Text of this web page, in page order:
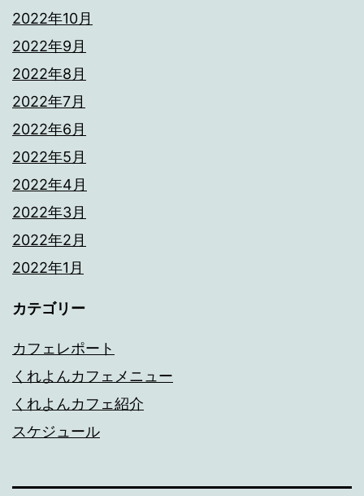
2022年10月
2022年9月
2022年8月
2022年7月
2022年6月
2022年5月
2022年4月
2022年3月
2022年2月
2022年1月
カテゴリー
カフェレポート
くれよんカフェメニュー
くれよんカフェ紹介
スケジュール